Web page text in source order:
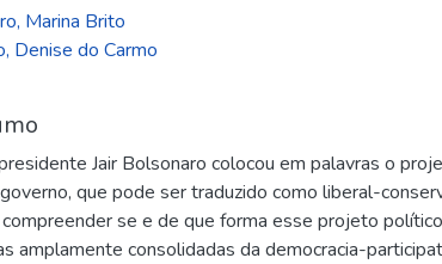
Marina Brito
Denise do Carmo
Jair Bolsonaro colocou em palavras o
que pode ser traduzido como liberal-
se e de que forma esse projeto
amplamente consolidadas da democracia-